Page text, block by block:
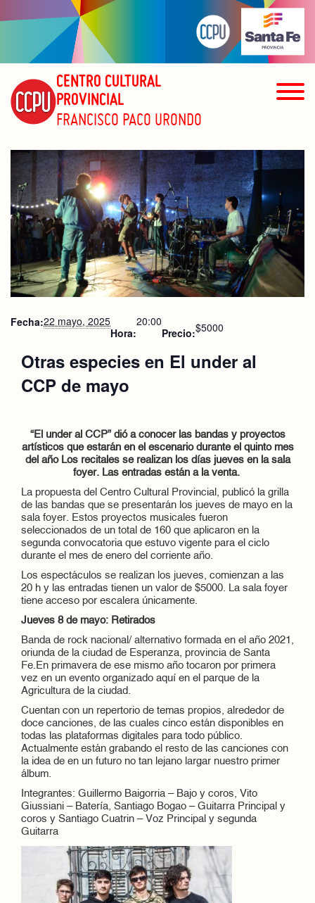
CENTRO CULTURAL
PROVINCIAL
FRANCISCO PACO URONDO
Fecha:22 mayo, 2025
Hora:
20:00
Precio:$5000
Otras especies en El under al
CCP de mayo
“El under al CCP” dió a conocer las bandas y proyectos
artísticos que estarán en el escenario durante el quinto mes
del año Los recitales se realizan los días jueves en la sala
foyer. Las entradas están a la venta.
La propuesta del Centro Cultural Provincial, publicó la grilla
de las bandas que se presentarán los jueves de mayo en la
sala foyer. Estos proyectos musicales fueron
seleccionados de un total de 160 que aplicaron en la
segunda convocatoria que estuvo vigente para el ciclo
durante el mes de enero del corriente año.
Los espectáculos se realizan los jueves, comienzan a las
20 h y las entradas tienen un valor de $5000. La sala foyer
tiene acceso por escalera únicamente.
Jueves 8 de mayo: Retirados
Banda de rock nacional/ alternativo formada en el año 2021,
oriunda de la ciudad de Esperanza, provincia de Santa
Fe.En primavera de ese mismo año tocaron por primera
vez en un evento organizado aquí en el parque de la
Agricultura de la ciudad.
Cuentan con un repertorio de temas propios, alrededor de
doce canciones, de las cuales cinco están disponibles en
todas las plataformas digitales para todo público.
Actualmente están grabando el resto de las canciones con
la idea de en un futuro no tan lejano largar nuestro primer
álbum.
Integrantes: Guillermo Baigorria – Bajo y coros, Vito
Giussiani – Batería, Santiago Bogao – Guitarra Principal y
coros y Santiago Cuatrin – Voz Principal y segunda
Guitarra